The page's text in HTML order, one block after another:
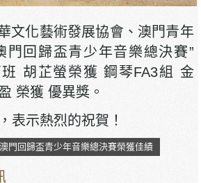
化藝術發展協會、澳門青年
門回歸盃青少年音樂總決賽”
胡芷螢榮獲 鋼琴FA3組 金
榮獲 優異獎。
熱烈的祝賀！
門回歸盃青少年音樂總決賽榮獲佳績